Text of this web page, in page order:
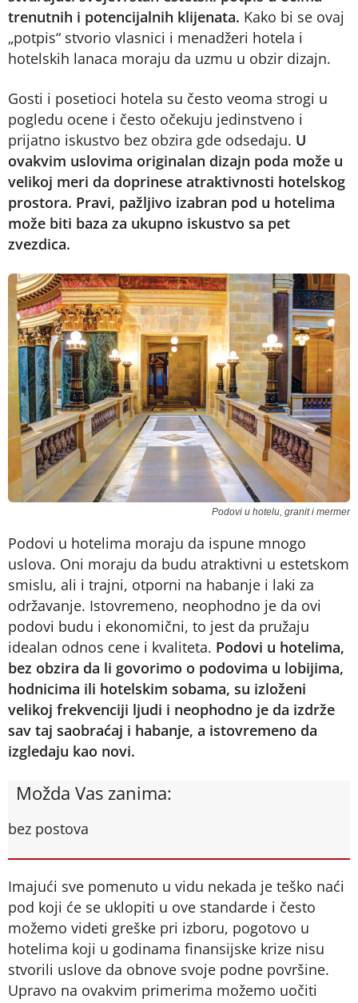
trenutnih i potencijalnih klijenata. Kako bi se ovaj
„potpis“ stvorio vlasnici i menadžeri hotela i
hotelskih lanaca moraju da uzmu u obzir dizajn.
Gosti i posetioci hotela su često veoma strogi u
pogledu ocene i često očekuju jedinstveno i
prijatno iskustvo bez obzira gde odsedaju. U
ovakvim uslovima originalan dizajn poda može u
velikoj meri da doprinese atraktivnosti hotelskog
prostora. Pravi, pažljivo izabran pod u hotelima
može biti baza za ukupno iskustvo sa pet
zvezdica.
Podovi u hotelu, granit i mermer
Podovi u hotelima moraju da ispune mnogo
uslova. Oni moraju da budu atraktivni u estetskom
smislu, ali i trajni, otporni na habanje i laki za
održavanje. Istovremeno, neophodno je da ovi
podovi budu i ekonomični, to jest da pružaju
idealan odnos cene i kvaliteta. Podovi u hotelima,
bez obzira da li govorimo o podovima u lobijima,
hodnicima ili hotelskim sobama, su izloženi
velikoj frekvenciji ljudi i neophodno je da izdrže
sav taj saobraćaj i habanje, a istovremeno da
izgledaju kao novi.
Možda Vas zanima:
bez postova
Imajući sve pomenuto u vidu nekada je teško naći
pod koji će se uklopiti u ove standarde i često
možemo videti greške pri izboru, pogotovo u
hotelima koji u godinama finansijske krize nisu
stvorili uslove da obnove svoje podne površine.
Upravo na ovakvim primerima možemo uočiti